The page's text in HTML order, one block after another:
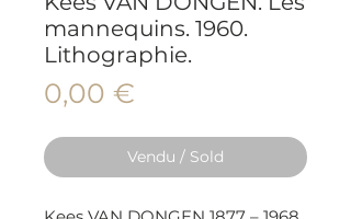
mannequins. 1960.
Lithographie.
0,00 €
Vendu / Sold